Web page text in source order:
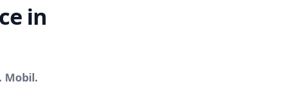
in
Mobil.